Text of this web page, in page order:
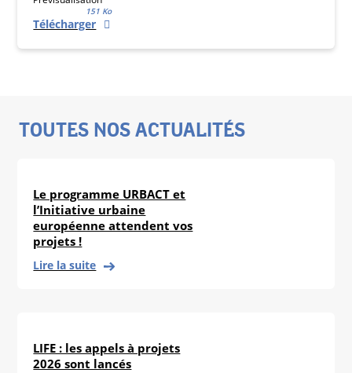
151 Ko
Télécharger
TOUTES NOS ACTUALITÉS
Le programme URBACT et
l’Initiative urbaine
européenne attendent vos
projets !
Lire la suite
LIFE : les appels à projets
2026 sont lancés